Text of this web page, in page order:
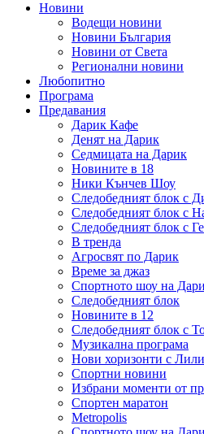
Новини
Водещи новини
Новини България
Новини от Света
Регионални новини
Любопитно
Програма
Предавания
Дарик Кафе
Денят на Дарик
Седмицата на Дарик
Новините в 18
Ники Кънчев Шоу
Следобедният блок с
Следобедният блок с
Следобедният блок с
В тренда
Агросвят по Дарик
Време за джаз
Спортното шоу на
Следобедният блок
Новините в 12
Следобедният блок с
Музикална програма
Нови хоризонти с Лили
Спортни новини
Избрани моменти от
Спортен маратон
Metropolis